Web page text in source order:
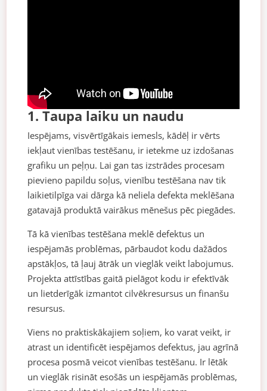
1. Taupa laiku un naudu
Iespējams, visvērtīgākais iemesls, kādēļ ir vērts
iekļaut vienības testēšanu, ir ietekme uz izdošanas
grafiku un peļņu. Lai gan tas izstrādes procesam
pievieno papildu soļus, vienību testēšana nav tik
laikietilpīga vai dārga kā neliela defekta meklēšana
gatavajā produktā vairākus mēnešus pēc piegādes.
Tā kā vienības testēšana meklē defektus un
iespējamās problēmas, pārbaudot kodu dažādos
apstākļos, tā ļauj ātrāk un vieglāk veikt labojumus.
Projekta attīstības gaitā pielāgot kodu ir efektīvāk
un lietderīgāk izmantot cilvēkresursus un finanšu
resursus.
Viens no praktiskākajiem soļiem, ko varat veikt, ir
atrast un identificēt iespējamos defektus, jau agrīnā
procesa posmā veicot vienības testēšanu. Ir lētāk
un vieglāk risināt esošās un iespējamās problēmas,